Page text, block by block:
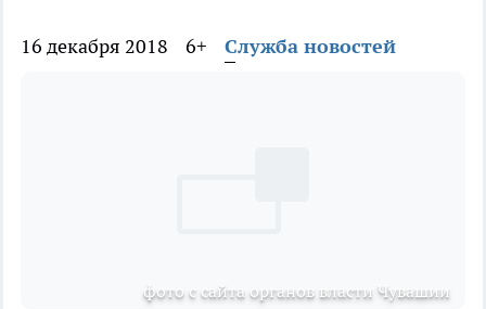
16 декабря 2018 6+ Служба новостей
фото с сайта органов власти Чувашии